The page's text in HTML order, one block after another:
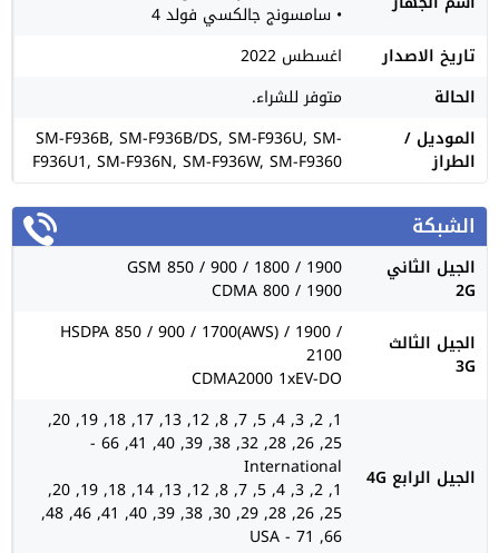
• سامسونج جالكسي فولد 4
تاريخ الاصدار
اغسطس 2022
الحالة
متوفر للشراء.
الموديل /
الطراز
SM-F936B, SM-F936B/DS, SM-F936U, SM-
F936U1, SM-F936N, SM-F936W, SM-F9360
الشبكة
الجيل الثاني
2G
GSM 850 / 900 / 1800 / 1900
CDMA 800 / 1900
الجيل الثالث
3G
HSDPA 850 / 900 / 1700(AWS) / 1900 /
2100
CDMA2000 1xEV-DO
الجيل الرابع 4G
1, 2, 3, 4, 5, 7, 8, 12, 13, 17, 18, 19, 20,
25, 26, 28, 32, 38, 39, 40, 41, 66 -
International
1, 2, 3, 4, 5, 7, 8, 12, 13, 14, 18, 19, 20,
25, 26, 28, 29, 30, 38, 39, 40, 41, 46, 48,
66, 71 - USA